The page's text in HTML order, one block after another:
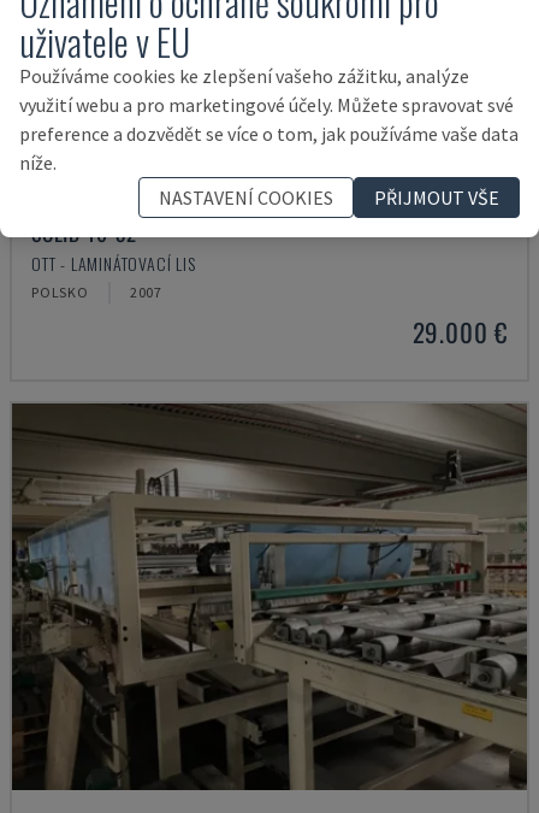
SOLID 16-32
OTT - LAMINÁTOVACÍ LIS
POLSKO 2007
29.000 €
uživatele v EU
Používáme cookies ke zlepšení vašeho zážitku, analýze
využití webu a pro marketingové účely. Můžete spravovat své
preference a dozvědět se více o tom, jak používáme vaše data
níže.
NASTAVENÍ COOKIES
PŘIJMOUT VŠE